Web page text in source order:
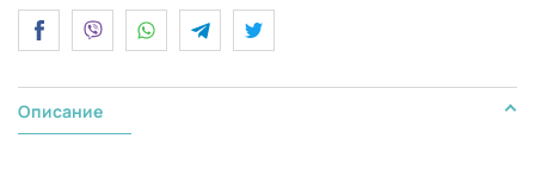
Описание